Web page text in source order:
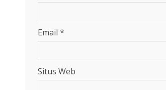
Email *
Situs Web